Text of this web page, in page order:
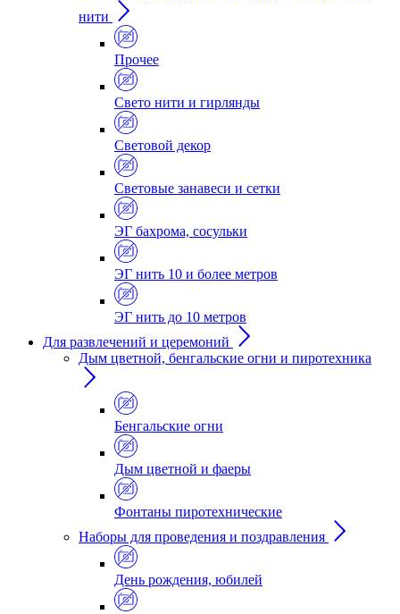
нити
Прочее
Свето нити и гирлянды
Световой декор
Световые занавеси и сетки
ЭГ бахрома, сосульки
ЭГ нить 10 и более метров
ЭГ нить до 10 метров
Для развлечений и церемоний
Дым цветной, бенгальские огни и пиротехника
Бенгальские огни
Дым цветной и фаеры
Фонтаны пиротехнические
Наборы для проведения и поздравления
День рождения, юбилей